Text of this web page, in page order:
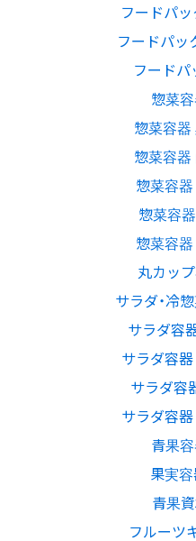
フードパッ
フードパッ
フードパ
惣菜容
惣菜容器
惣菜容器
惣菜容器
惣菜容器
惣菜容器
丸カップ
サラダ・冷
サラダ容
サラダ容器
サラダ容
サラダ容器
青果容
果実容
青果資
フルーツ